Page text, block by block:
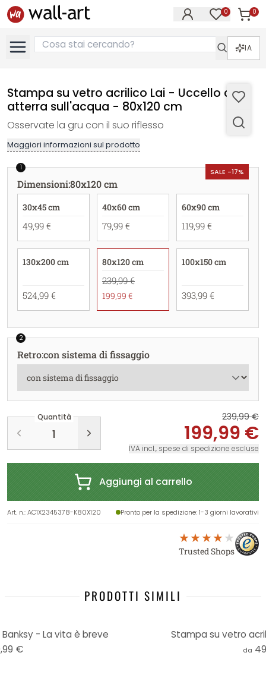
0 0
IA
Stampa su vetro acrilico Lai - Uccello che
atterra sull'acqua - 80x120 cm
Osservate la gru con il suo riflesso
Maggiori informazioni sul prodotto
SALE -17%
1
Dimensioni:80x120 cm
30x45 cm
49,99 €
40x60 cm
79,99 €
60x90 cm
119,99 €
130x200 cm
524,99 €
80x120 cm
239,99 €
199,99 €
100x150 cm
393,99 €
2
Retro:con sistema di fissaggio
Quantità 239,99 €
199,99 €
IVA incl., spese di spedizione escluse
Aggiungi al carrello
Art. n.:AC1X2345378-K80X120 Pronto per la spedizione: 1-3 giorni lavorativi
Trusted Shops
PRODOTTI SIMILI
- La vita è breve
€
Stampa su vetro
da